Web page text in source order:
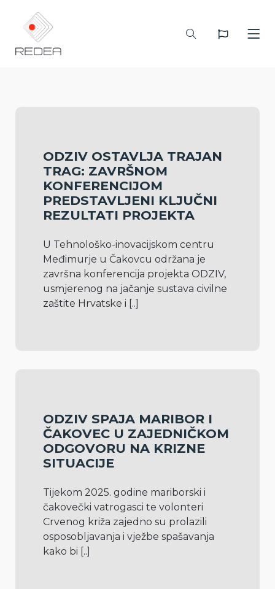
ODZIV OSTAVLJA TRAJAN
TRAG: ZAVRŠNOM
KONFERENCIJOM
PREDSTAVLJENI KLJUČNI
REZULTATI PROJEKTA
U Tehnološko-inovacijskom centru
Međimurje u Čakovcu održana je
završna konferencija projekta ODZIV,
usmjerenog na jačanje sustava civilne
zaštite Hrvatske i [..]
ODZIV SPAJA MARIBOR I
ČAKOVEC U ZAJEDNIČKOM
ODGOVORU NA KRIZNE
SITUACIJE
Tijekom 2025. godine mariborski i
čakovečki vatrogasci te volonteri
Crvenog križa zajedno su prolazili
osposobljavanja i vježbe spašavanja
kako bi [..]